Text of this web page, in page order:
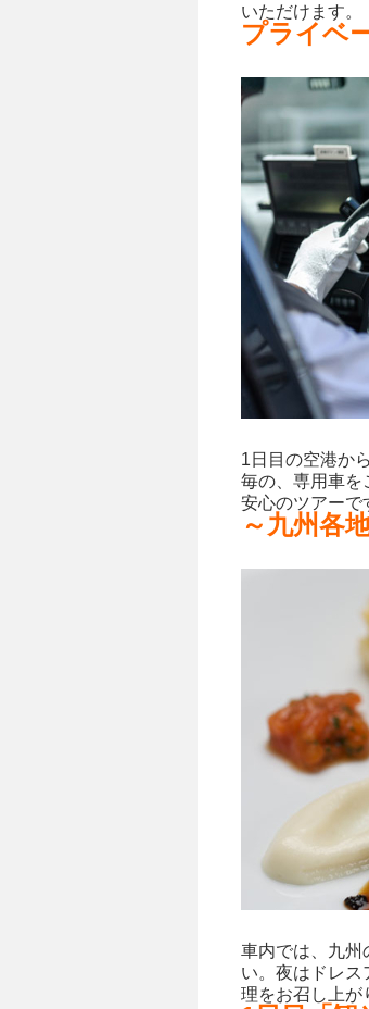
いただけます。
プライベ
1日目の空港か
毎の、専用車を
安心のツアーで
～九州各
車内では、九州
い。夜はドレ
理をお召し上が